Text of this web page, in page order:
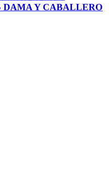
DAMA Y CABALLERO